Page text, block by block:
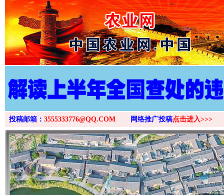
>
投稿邮箱： 3555333776@QQ.COM 网络推广投稿点击进入>>>